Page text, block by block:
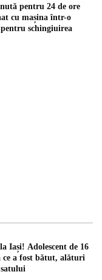
pentru 24 de ore
cu mașina într-o
schingiuirea
Iași! Adolescent de 16
a fost bătut, alături